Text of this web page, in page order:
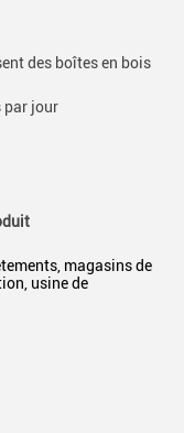
des boîtes en bois
par jour
magasins de
usine de